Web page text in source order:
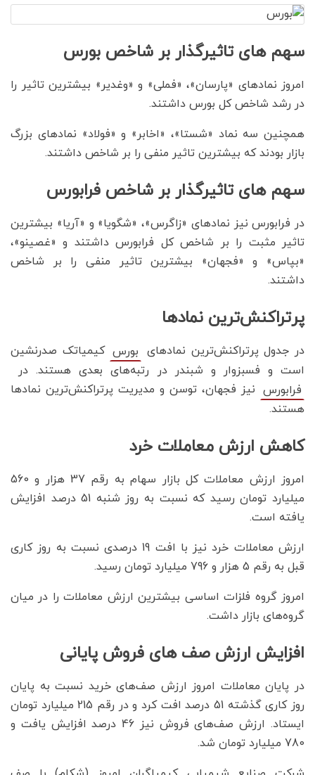
سهم های تاثیرگذار بر شاخص بورس
امروز نمادهای «پارسان»، «فملی» و «وغدیر» بیشترین تاثیر را
در رشد شاخص کل بورس داشتند.
همچنین سه نماد «شستا»، «اخابر» و «فولاد» نمادهای بزرگ
بازار بودند که بیشترین تاثیر منفی را بر شاخص داشتند.
سهم های تاثیرگذار بر شاخص فرابورس
در فرابورس نیز نمادهای «زاگرس»، «شگویا» و «آریا» بیشترین
تاثیر مثبت را بر شاخص کل فرابورس داشتند و «غصینو»،
«بپاس» و «فجهان» بیشترین تاثیر منفی را بر شاخص
داشتند.
پرتراکنش‌ترین نمادها
در جدول پرتراکنش‌ترین نمادهای بورس کیمیاتک صدرنشین
است و فسبزوار و شبندر در رتبه‌های بعدی هستند. در
فرابورس نیز فجهان، توسن و مدیریت پرتراکنش‌‌ترین نمادها
هستند.
کاهش ارزش معاملات خرد
امروز ارزش معاملات کل بازار سهام به رقم 37 هزار و 560
میلیارد تومان رسید که نسبت به روز ‌‌شنبه 51 درصد افزایش
یافته است.
ارزش معاملات خرد نیز با افت 19 درصدی نسبت به روز کاری
قبل به رقم 5 هزار و 796 میلیارد تومان رسید.
امروز گروه فلزات اساسی بیشترین ارزش معاملات را در میان
گروه‌های بازار داشت.
افزایش ارزش صف های فروش پایانی
در پایان معاملات امروز ارزش صف‌های خرید نسبت به پایان
روز کاری گذشته 51 درصد افت کرد و در رقم 215 میلیارد تومان
ایستاد. ارزش صف‌های فروش نیز 46 درصد افزایش یافت و
780 میلیارد تومان شد.